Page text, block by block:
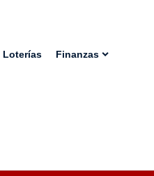
Loterías Finanzas